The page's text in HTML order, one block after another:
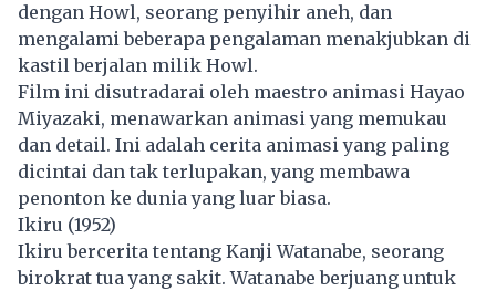
dengan Howl, seorang penyihir aneh, dan
mengalami beberapa pengalaman menakjubkan di
kastil berjalan milik Howl.
Film ini disutradarai oleh maestro animasi Hayao
Miyazaki, menawarkan animasi yang memukau
dan detail. Ini adalah cerita animasi yang paling
dicintai dan tak terlupakan, yang membawa
penonton ke dunia yang luar biasa.
Ikiru (1952)
Ikiru bercerita tentang Kanji Watanabe, seorang
birokrat tua yang sakit. Watanabe berjuang untuk